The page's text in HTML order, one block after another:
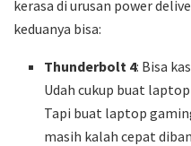
kerasa di urusan power
keduanya bisa:
Thunderbolt 4: Bisa
Udah cukup buat
Tapi buat laptop
masih kalah cepat